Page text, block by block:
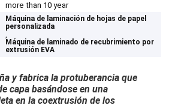
more than 10 year
Máquina de laminación de hojas de papel
personalizada
,
Máquina de laminado de recubrimiento por
extrusión EVA
y fabrica la protuberancia que
capa basándose en una
en la coextrusión de los